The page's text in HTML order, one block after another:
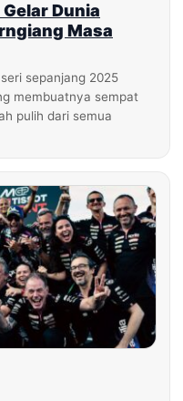
Dunia
Masa
sepanjang 2025
membuatnya sempat
pulih dari semua